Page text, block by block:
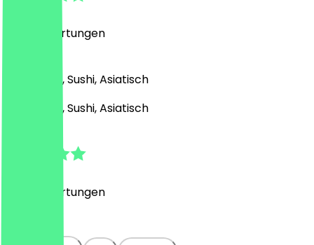
Bewertungen
Japanisch, Sushi, Asiatisch
Japanisch, Sushi, Asiatisch
Bewertungen